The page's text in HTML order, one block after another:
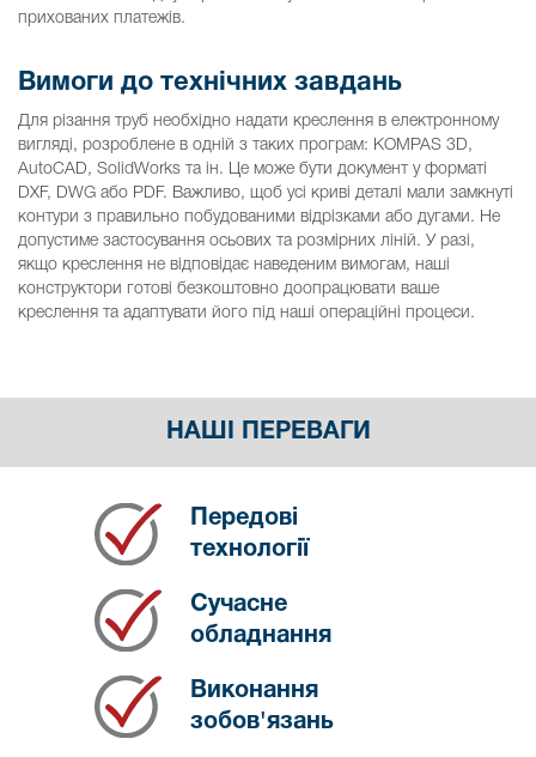
прихованих платежів.
Вимоги до технічних завдань
Для різання труб необхідно надати креслення в електронному
вигляді, розроблене в одній з таких програм: KOMPAS 3D,
AutoCAD, SolidWorks та ін. Це може бути документ у форматі
DXF, DWG або PDF. Важливо, щоб усі криві деталі мали замкнуті
контури з правильно побудованими відрізками або дугами. Не
допустиме застосування осьових та розмірних ліній. У разі,
якщо креслення не відповідає наведеним вимогам, наші
конструктори готові безкоштовно доопрацювати ваше
креслення та адаптувати його під наші операційні процеси.
НАШІ ПЕРЕВАГИ
Передові
технології
Сучасне
обладнання
Виконання
зобов'язань